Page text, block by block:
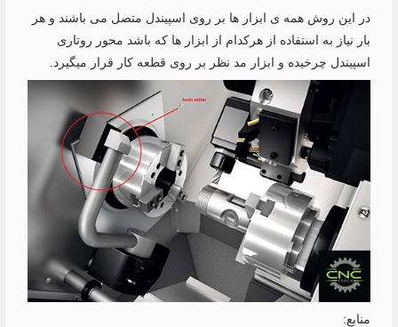
در این روش همه ی ابزار ها بر روی اسپیندل متصل می باشند و هر
بار نیاز به استفاده از هرکدام از ابزار ها که باشد محور روتاری
اسپیندل چرخیده و ابزار مد نظر بر روی قطعه کار قرار میگیرد.
منابع: